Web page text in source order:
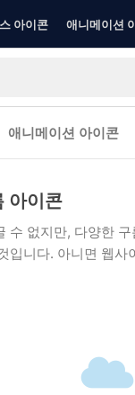
아이콘 애니메이션
애니메이션 아이콘
아이콘
수 없지만, 다양한
입니다. 아니면 웹